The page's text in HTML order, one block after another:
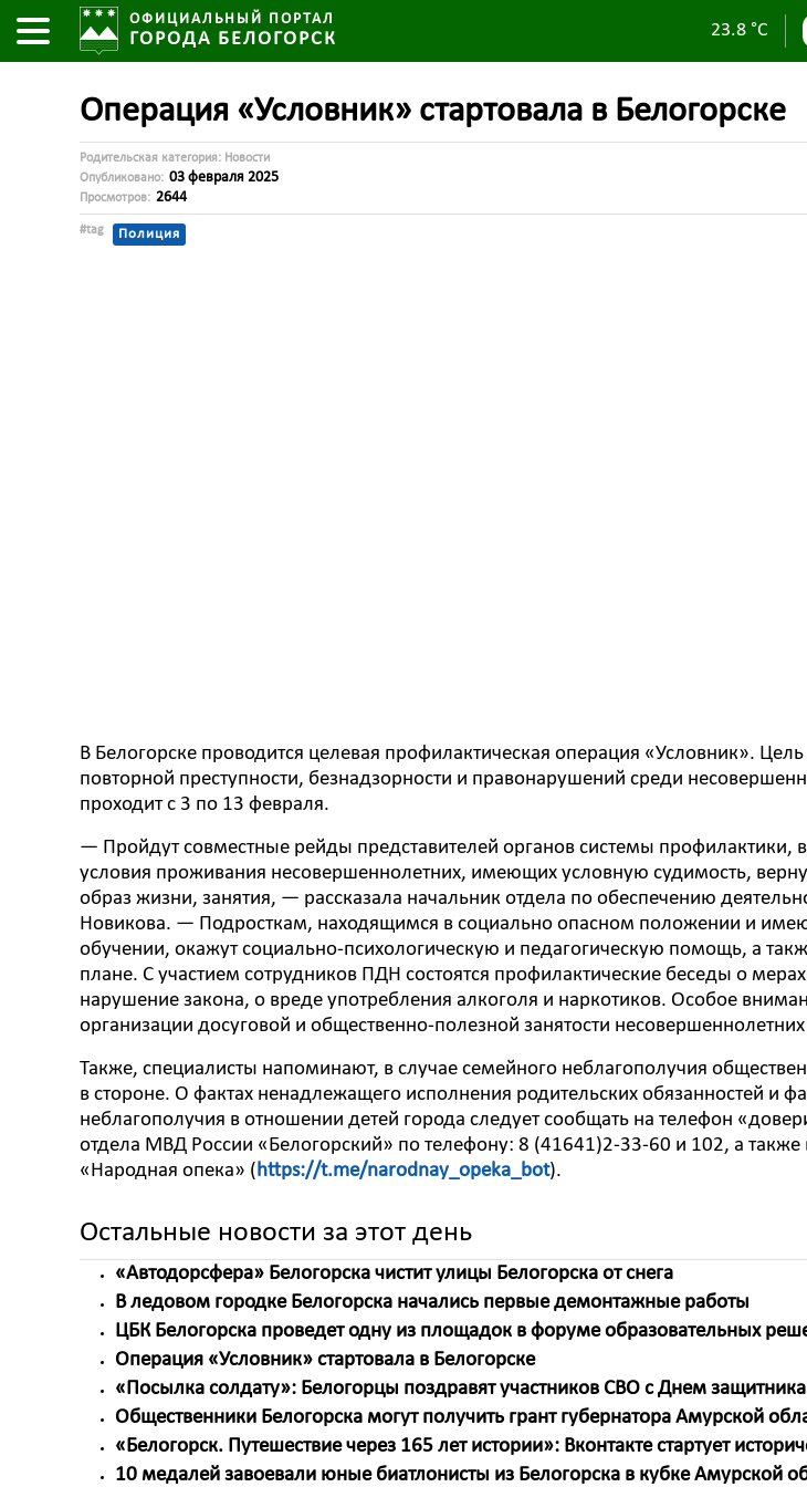
ОФИЦИАЛЬНЫЙ ПОРТАЛ
ГОРОДА БЕЛОГОРСК 23.8 °C
Операция «Условник» стартовала в Белогорске
Родительская категория: Новости
Опубликовано: 03 февраля 2025
Просмотров: 2644
#tag Полиция
В Белогорске проводится целевая профилактическая операция «Условник».
повторной преступности, безнадзорности и правонарушений среди
проходит с 3 по 13 февраля.
— Пройдут совместные рейды представителей органов системы профилактики,
условия проживания несовершеннолетних, имеющих условную судимость,
образ жизни, занятия, — рассказала начальник отдела по обеспечению
Новикова. — Подросткам, находящимся в социально опасном положении и
обучении, окажут социально-психологическую и педагогическую помощь, а
плане. С участием сотрудников ПДН состоятся профилактические беседы о мерах
нарушение закона, о вреде употребления алкоголя и наркотиков. Особое
организации досуговой и общественно-полезной занятости
Также, специалисты напоминают, в случае семейного неблагополучия
в стороне. О фактах ненадлежащего исполнения родительских обязанностей и
неблагополучия в отношении детей города следует сообщать на телефон
отдела МВД России «Белогорский» по телефону: 8 (41641)2-33-60 и 102, а также
«Народная опека» (https://t.me/narodnay_opeka_bot).
Остальные новости за этот день
«Автодорсфера» Белогорска чистит улицы Белогорска от снега
В ледовом городке Белогорска начались первые демонтажные работы
ЦБК Белогорска проведет одну из площадок в форуме образовательных
Операция «Условник» стартовала в Белогорске
«Посылка солдату»: Белогорцы поздравят участников СВО с Днем защитника
Общественники Белогорска могут получить грант губернатора Амурской
«Белогорск. Путешествие через 165 лет истории»: Вконтакте стартует
10 медалей завоевали юные биатлонисты из Белогорска в кубке Амурской